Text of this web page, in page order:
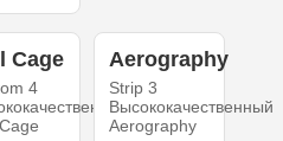
Cage
4
Aerography
Strip 3
Высококачественный
Aerography